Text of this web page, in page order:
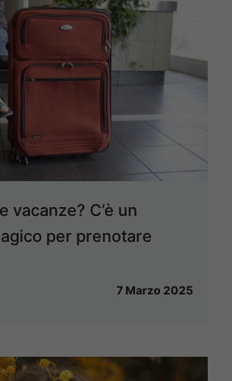
vacanze? C’è un
per prenotare
7 Marzo 2025